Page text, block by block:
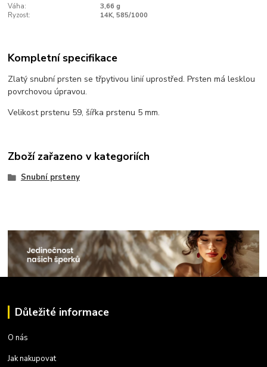
Váha:
3,66 g
Ryzost:
14K, 585/1000
Kompletní specifikace
Zlatý snubní prsten se třpytivou linií uprostřed. Prsten má lesklou
povrchovou úpravou.
Velikost prstenu 59, šířka prstenu 5 mm.
Zboží zařazeno v kategoriích
Snubní prsteny
Důležité informace
O nás
Jak nakupovat